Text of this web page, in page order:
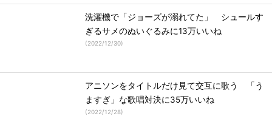
洗濯機で「ジョーズが溺れてた」 シュールす
ぎるサメのぬいぐるみに13万いいね
(2022/12/30)
アニソンをタイトルだけ見て交互に歌う 「う
ますぎ」な歌唱対決に35万いいね
(2022/12/28)